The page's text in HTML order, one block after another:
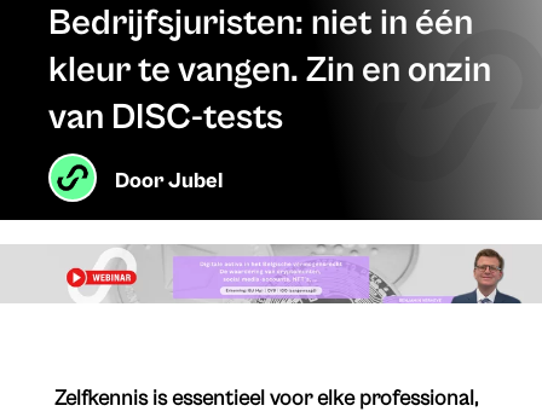
Bedrijfsjuristen: niet in één
kleur te vangen. Zin en onzin
van DISC-tests
DoorJubel
Zelfkennis is essentieel voor elke professional,